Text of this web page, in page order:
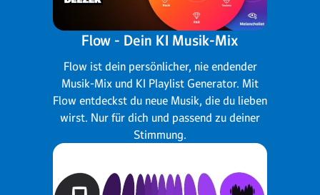
Flow - Dein KI Musik-Mix
Flow ist dein persönlicher, nie endender
Musik-Mix und KI Playlist Generator. Mit
Flow entdeckst du neue Musik, die du lieben
wirst. Nur für dich und passend zu deiner
Stimmung.